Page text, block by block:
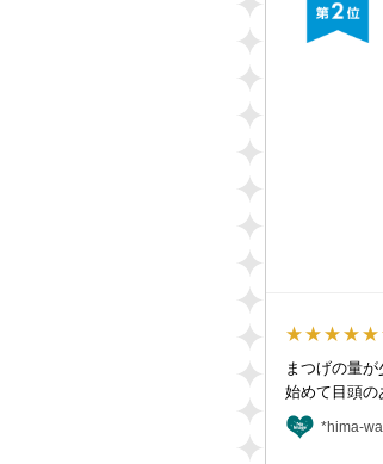
まつげの量
始めて目頭
*hima-